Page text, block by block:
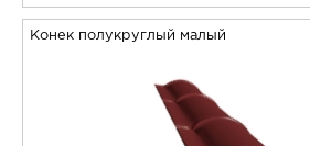
Конек полукруглый малый